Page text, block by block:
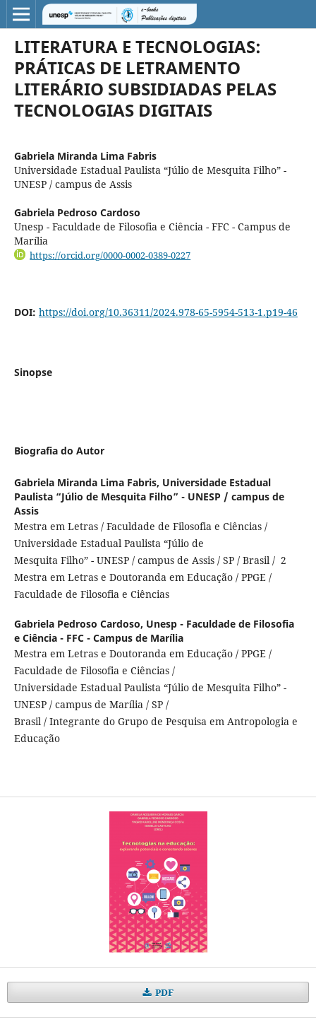
LITERATURA E TECNOLOGIAS:
PRÁTICAS DE LETRAMENTO
LITERÁRIO SUBSIDIADAS PELAS
TECNOLOGIAS DIGITAIS
Gabriela Miranda Lima Fabris
Universidade Estadual Paulista “Júlio de Mesquita Filho” -
UNESP / campus de Assis
Gabriela Pedroso Cardoso
Unesp - Faculdade de Filosofia e Ciência - FFC - Campus de
Marília
https://orcid.org/0000-0002-0389-0227
DOI: https://doi.org/10.36311/2024.978-65-5954-513-1.p19-46
Sinopse
Biografia do Autor
Gabriela Miranda Lima Fabris, Universidade Estadual
Paulista “Júlio de Mesquita Filho” - UNESP / campus de
Assis
Mestra em Letras / Faculdade de Filosofia e Ciências /
Universidade Estadual Paulista “Júlio de
Mesquita Filho” - UNESP / campus de Assis / SP / Brasil / 2
Mestra em Letras e Doutoranda em Educação / PPGE /
Faculdade de Filosofia e Ciências
Gabriela Pedroso Cardoso, Unesp - Faculdade de Filosofia
e Ciência - FFC - Campus de Marília
Mestra em Letras e Doutoranda em Educação / PPGE /
Faculdade de Filosofia e Ciências /
Universidade Estadual Paulista “Júlio de Mesquita Filho” -
UNESP / campus de Marília / SP /
Brasil / Integrante do Grupo de Pesquisa em Antropologia e
Educação
PDF